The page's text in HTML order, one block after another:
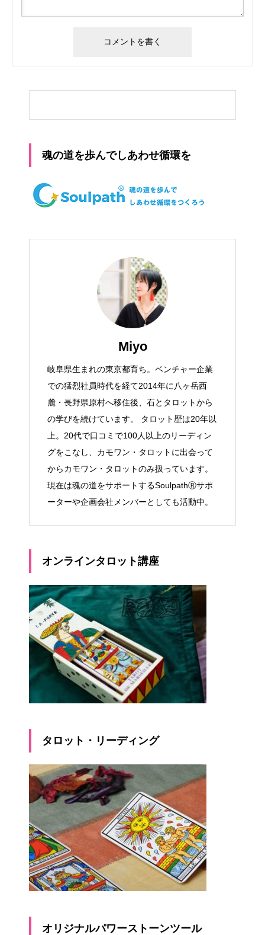
魂の道を歩んでしあわせ循環を
Miyo
岐阜県生まれの東京都育ち。ベンチャー企業
での猛烈社員時代を経て2014年に八ヶ岳西
麓・長野県原村へ移住後、石とタロットから
の学びを続けています。 タロット歴は20年以
上。20代で口コミで100人以上のリーディン
グをこなし、カモワン・タロットに出会って
からカモワン・タロットのみ扱っています。
現在は魂の道をサポートするSoulpathⓇサポ
ーターや企画会社メンバーとしても活動中。
オンラインタロット講座
タロット・リーディング
オリジナルパワーストーンツール